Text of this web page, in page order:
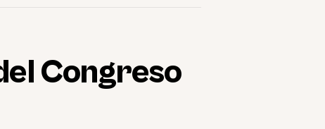
Congreso